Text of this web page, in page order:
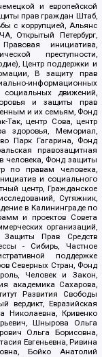
и европейской
прав граждан Штаб,
с коррупцией, Альянс
Открытый Петербург,
инициатива,
преступности,
Центр поддержки и
В защиту прав
информационных
социальных движений,
и защиты прав
и их семьям, Фонд
Так, центр Сова, центр
здоровья, Мемориал,
Парк Гагарина, Фонд
правозащитная
человека, Фонд защиты
по правам человека,
и социального
центр, Гражданское
Сутяжник,
в Калининграде по
и проектов Совета
организаций,
Защиты Прав Средств
- Сибирь, Частное
поддержке
Северных Стран, Фонд
Человек и Закон,
академика Сахарова,
Развития Свободы
вердикт, Евразийская
Николаевна, Кривенко
Шнырова Ольга
Ольга Борисовна,
Евгеньевна, Ривина
Бойко Анатолий